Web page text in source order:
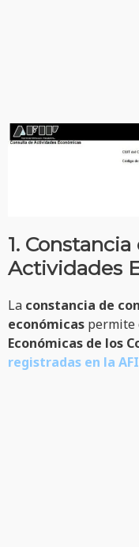
1.
Actividades
La constancia de
económicas permite
Económicas de los
registradas en la